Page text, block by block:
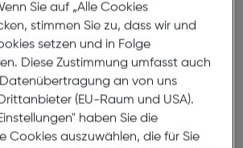
Form bei. Wer sich nicht scheut von
und trotzdem Wert auf
legt, ist mit dieser Fassung gut
Sie auf „Alle Cookies
stimmen Sie zu, dass wir und
setzen und in Folge
Diese Zustimmung umfasst auch
an von uns
(EU-Raum und USA).
haben Sie die
Cookies auszuwählen, die für Sie